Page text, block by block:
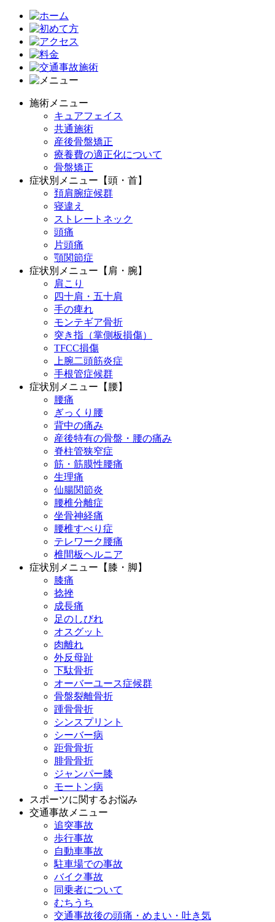
施術メニュー
キュアフェイス
共通施術
産後骨盤矯正
療養費の適正化について
骨盤矯正
症状別メニュー【頭・首】
頚肩腕症候群
寝違え
ストレートネック
頭痛
片頭痛
顎関節症
症状別メニュー【肩・腕】
肩こり
四十肩・五十肩
手の痺れ
モンテギア骨折
突き指（掌側板損傷）
TFCC損傷
上腕二頭筋炎症
手根管症候群
症状別メニュー【腰】
腰痛
ぎっくり腰
背中の痛み
産後特有の骨盤・腰の痛み
脊柱管狭窄症
筋・筋膜性腰痛
生理痛
仙腸関節炎
腰椎分離症
坐骨神経痛
腰椎すべり症
テレワーク腰痛
椎間板ヘルニア
症状別メニュー【膝・脚】
膝痛
捻挫
成長痛
足のしびれ
オスグット
肉離れ
外反母趾
下駄骨折
オーバーユース症候群
骨盤裂離骨折
踵骨骨折
シンスプリント
シーバー病
距骨骨折
腓骨骨折
ジャンパー膝
モートン病
スポーツに関するお悩み
交通事故メニュー
追突事故
歩行事故
自動車事故
駐車場での事故
バイク事故
同乗者について
むちうち
交通事故後の頭痛・めまい・吐き気